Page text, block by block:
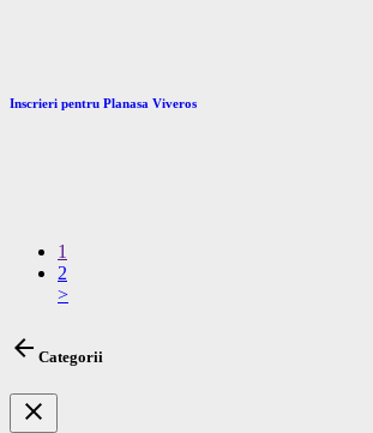
Inscrieri pentru Planasa Viveros
1
2
>
arrow_back Categorii
close